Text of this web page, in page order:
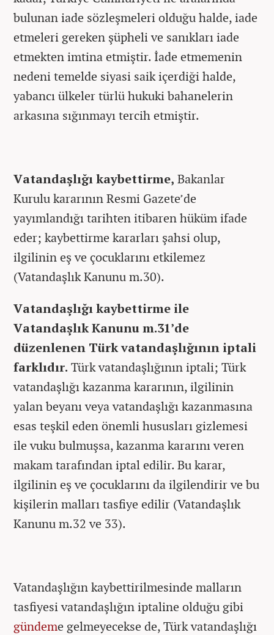
bulunan iade sözleşmeleri olduğu halde, iade
etmeleri gereken şüpheli ve sanıkları iade
etmekten imtina etmiştir. İade etmemenin
nedeni temelde siyasi saik içerdiği halde,
yabancı ülkeler türlü hukuki bahanelerin
arkasına sığınmayı tercih etmiştir.
Vatandaşlığı kaybettirme, Bakanlar
Kurulu kararının Resmi Gazete’de
yayımlandığı tarihten itibaren hüküm ifade
eder; kaybettirme kararları şahsi olup,
ilgilinin eş ve çocuklarını etkilemez
(Vatandaşlık Kanunu m.30).
Vatandaşlığı kaybettirme ile
Vatandaşlık Kanunu m.31’de
düzenlenen Türk vatandaşlığının iptali
farklıdır. Türk vatandaşlığının iptali; Türk
vatandaşlığı kazanma kararının, ilgilinin
yalan beyanı veya vatandaşlığı kazanmasına
esas teşkil eden önemli hususları gizlemesi
ile vuku bulmuşsa, kazanma kararını veren
makam tarafından iptal edilir. Bu karar,
ilgilinin eş ve çocuklarını da ilgilendirir ve bu
kişilerin malları tasfiye edilir (Vatandaşlık
Kanunu m.32 ve 33).
Vatandaşlığın kaybettirilmesinde malların
tasfiyesi vatandaşlığın iptaline olduğu gibi
gündeme gelmeyecekse de, Türk vatandaşlığı